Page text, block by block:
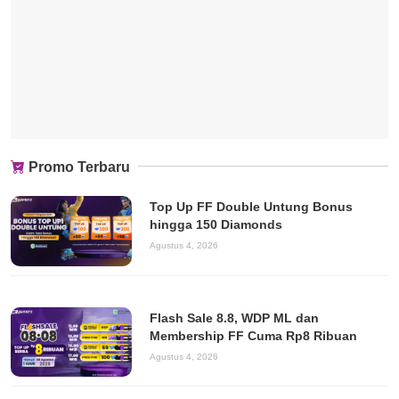
Promo Terbaru
Top Up FF Double Untung Bonus
hingga 150 Diamonds
Agustus 4, 2026
Flash Sale 8.8, WDP ML dan
Membership FF Cuma Rp8 Ribuan
Agustus 4, 2026